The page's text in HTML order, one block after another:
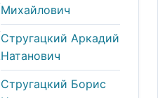
Михайлович
Стругацкий Аркадий
Натанович
Стругацкий Борис